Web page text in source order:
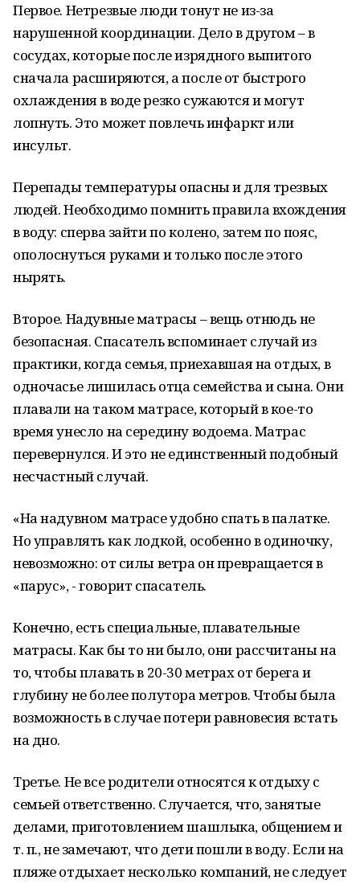
Первое. Нетрезвые люди тонут не из-за
нарушенной координации. Дело в другом – в
сосудах, которые после изрядного выпитого
сначала расширяются, а после от быстрого
охлаждения в воде резко сужаются и могут
лопнуть. Это может повлечь инфаркт или
инсульт.
Перепады температуры опасны и для трезвых
людей. Необходимо помнить правила вхождения
в воду: сперва зайти по колено, затем по пояс,
ополоснуться руками и только после этого
нырять.
Второе. Надувные матрасы – вещь отнюдь не
безопасная. Спасатель вспоминает случай из
практики, когда семья, приехавшая на отдых, в
одночасье лишилась отца семейства и сына. Они
плавали на таком матрасе, который в кое-то
время унесло на середину водоема. Матрас
перевернулся. И это не единственный подобный
несчастный случай.
«На надувном матрасе удобно спать в палатке.
Но управлять как лодкой, особенно в одиночку,
невозможно: от силы ветра он превращается в
«парус», - говорит спасатель.
Конечно, есть специальные, плавательные
матрасы. Как бы то ни было, они рассчитаны на
то, чтобы плавать в 20-30 метрах от берега и
глубину не более полутора метров. Чтобы была
возможность в случае потери равновесия встать
на дно.
Третье. Не все родители относятся к отдыху с
семьей ответственно. Случается, что, занятые
делами, приготовлением шашлыка, общением и
т. п., не замечают, что дети пошли в воду. Если на
пляже отдыхает несколько компаний, не следует